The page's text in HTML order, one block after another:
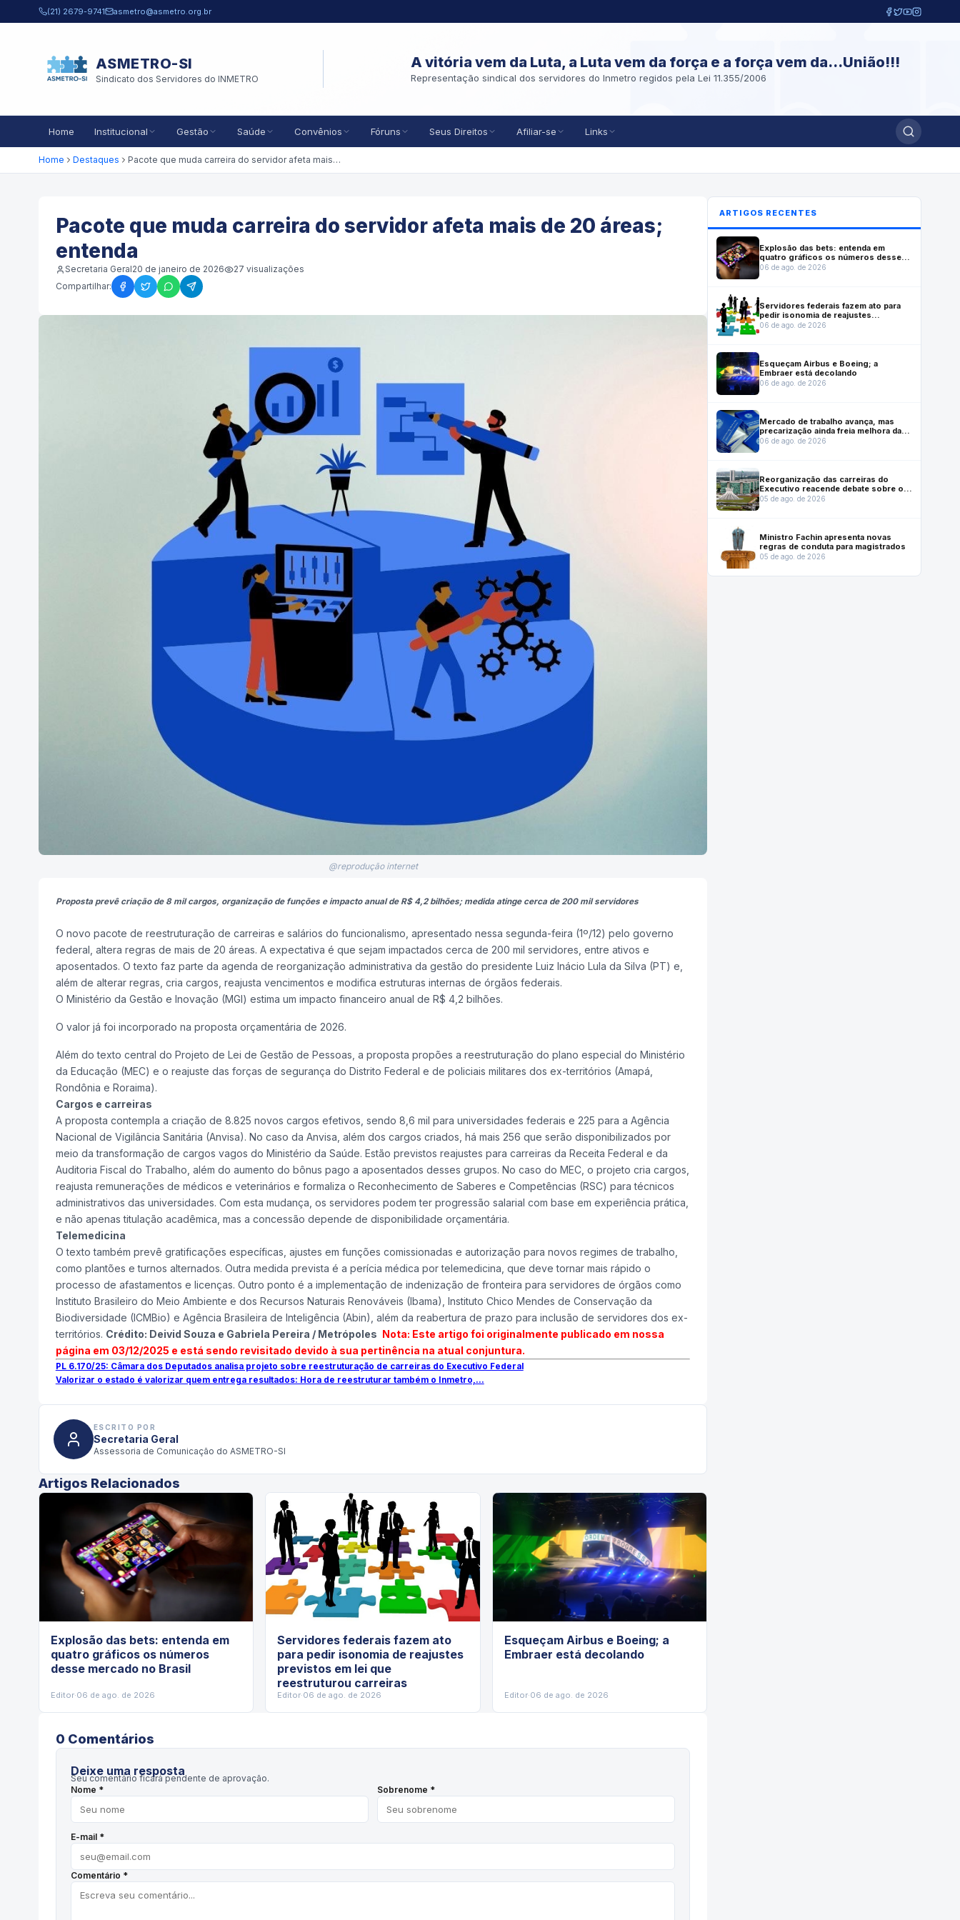
Pular para o conteúdo principal
(21) 2679-9741 asmetro@asmetro.org.br
ASMETRO-SI
Sindicato dos Servidores do INMETRO
A vitória vem da Luta, a Luta vem da força e a força vem da...União!!!
Representação sindical dos servidores do Inmetro regidos pela Lei 11.355/2006
Home Institucional Gestão Saúde Convênios Fóruns Seus Direitos Afiliar-se Links
Home Destaques Pacote que muda carreira do servidor afeta mais de 20 áreas; entenda
Pacote que muda carreira do servidor afeta mais de 20 áreas;
entenda
Secretaria Geral20 de janeiro de 2026 27 visualizações
Compartilhar:
@reprodução internet
Proposta prevê criação de 8 mil cargos, organização de funções e impacto anual de R$ 4,2 bilhões; medida atinge cerca de 200 mil servidores
O novo pacote de reestruturação de carreiras e salários do funcionalismo, apresentado nessa segunda-feira (1º/12) pelo governo
federal, altera regras de mais de 20 áreas. A expectativa é que sejam impactados cerca de 200 mil servidores, entre ativos e
aposentados. O texto faz parte da agenda de reorganização administrativa da gestão do presidente Luiz Inácio Lula da Silva (PT) e,
além de alterar regras, cria cargos, reajusta vencimentos e modifica estruturas internas de órgãos federais.
O Ministério da Gestão e Inovação (MGI) estima um impacto financeiro anual de R$ 4,2 bilhões.
O valor já foi incorporado na proposta orçamentária de 2026.
Além do texto central do Projeto de Lei de Gestão de Pessoas, a proposta propões a reestruturação do plano especial do Ministério
da Educação (MEC) e o reajuste das forças de segurança do Distrito Federal e de policiais militares dos ex-territórios (Amapá,
Rondônia e Roraima).
Cargos e carreiras
A proposta contempla a criação de 8.825 novos cargos efetivos, sendo 8,6 mil para universidades federais e 225 para a Agência
Nacional de Vigilância Sanitária (Anvisa). No caso da Anvisa, além dos cargos criados, há mais 256 que serão disponibilizados por
meio da transformação de cargos vagos do Ministério da Saúde. Estão previstos reajustes para carreiras da Receita Federal e da
Auditoria Fiscal do Trabalho, além do aumento do bônus pago a aposentados desses grupos. No caso do MEC, o projeto cria cargos,
reajusta remunerações de médicos e veterinários e formaliza o Reconhecimento de Saberes e Competências (RSC) para técnicos
administrativos das universidades. Com esta mudança, os servidores podem ter progressão salarial com base em experiência prática,
e não apenas titulação acadêmica, mas a concessão depende de disponibilidade orçamentária.
Telemedicina
O texto também prevê gratificações específicas, ajustes em funções comissionadas e autorização para novos regimes de trabalho,
como plantões e turnos alternados. Outra medida prevista é a perícia médica por telemedicina, que deve tornar mais rápido o
processo de afastamentos e licenças. Outro ponto é a implementação de indenização de fronteira para servidores de órgãos como
Instituto Brasileiro do Meio Ambiente e dos Recursos Naturais Renováveis (Ibama), Instituto Chico Mendes de Conservação da
Biodiversidade (ICMBio) e Agência Brasileira de Inteligência (Abin), além da reabertura de prazo para inclusão de servidores dos ex-
territórios. Crédito: Deivid Souza e Gabriela Pereira / Metrópoles Nota: Este artigo foi originalmente publicado em nossa
página em 03/12/2025 e está sendo revisitado devido à sua pertinência na atual conjuntura.
PL 6.170/25: Câmara dos Deputados analisa projeto sobre reestruturação de carreiras do Executivo Federal
Valorizar o estado é valorizar quem entrega resultados: Hora de reestruturar também o Inmetro,...
ESCRITO POR
Secretaria Geral
Assessoria de Comunicação do ASMETRO-SI
Artigos Relacionados
Explosão das bets: entenda em
quatro gráficos os números
desse mercado no Brasil
Editor·06 de ago. de 2026
Servidores federais fazem ato
para pedir isonomia de reajustes
previstos em lei que
reestruturou carreiras
Editor·06 de ago. de 2026
Esqueçam Airbus e Boeing; a
Embraer está decolando
Editor·06 de ago. de 2026
0 Comentários
Deixe uma resposta
Seu comentário ficará pendente de aprovação.
Nome *
Sobrenome *
E-mail *
Comentário *
ARTIGOS RECENTES
Explosão das bets: entenda em
quatro gráficos os números desse
mercado no Brasil
06 de ago. de 2026
Servidores federais fazem ato para
pedir isonomia de reajustes
previstos em lei que reestruturou
06 de ago. de 2026
Esqueçam Airbus e Boeing; a
Embraer está decolando
06 de ago. de 2026
Mercado de trabalho avança, mas
precarização ainda freia melhora das
condições de emprego, mostra
06 de ago. de 2026
Reorganização das carreiras do
Executivo reacende debate sobre o
futuro institucional do Inmetro
05 de ago. de 2026
Ministro Fachin apresenta novas
regras de conduta para magistrados
05 de ago. de 2026